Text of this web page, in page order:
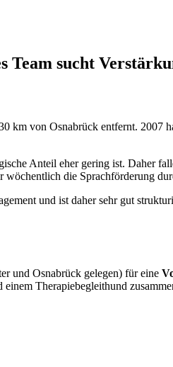
Team sucht
km von Osnabrück entfernt. 2007
Anteil eher gering ist. Daher
die Sprachförderung
und ist daher sehr gut
und Osnabrück gelegen) für eine
Therapiebegleithund